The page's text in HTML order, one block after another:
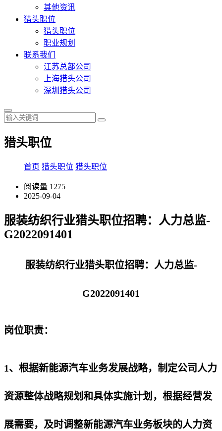
其他资讯
猎头职位
猎头职位
职业规划
联系我们
江苏总部公司
上海猎头公司
深圳猎头公司
猎头职位
首页 猎头职位 猎头职位
阅读量 1275
2025-09-04
服装纺织行业猎头职位招聘：人力总监-
G2022091401
服装纺织行业猎头职位招聘：人力总监-
G2022091401
岗位职责：
1、根据新能源汽车业务发展战略，制定公司人力
资源整体战略规划和具体实施计划，根据经营发
展需要，及时调整新能源汽车业务板块的人力资